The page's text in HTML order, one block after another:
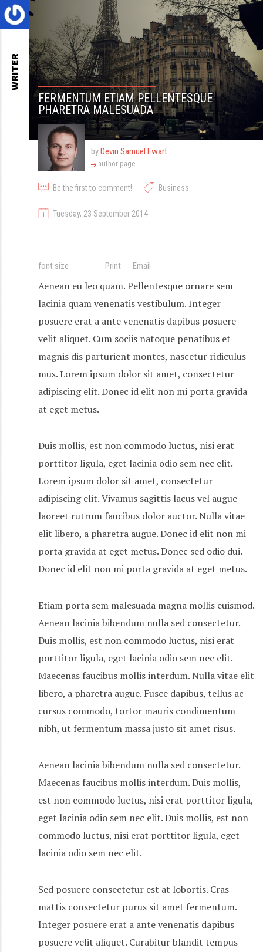
FERMENTUM ETIAM PELLENTESQUE
PHARETRA MALESUADA
byDevin Samuel Ewart
author page
Be the first to comment! Business
Tuesday, 23 September 2014
font size Print Email
Aenean eu leo quam. Pellentesque ornare sem
lacinia quam venenatis vestibulum. Integer
posuere erat a ante venenatis dapibus posuere
velit aliquet. Cum sociis natoque penatibus et
magnis dis parturient montes, nascetur ridiculus
mus. Lorem ipsum dolor sit amet, consectetur
adipiscing elit. Donec id elit non mi porta gravida
at eget metus.
Duis mollis, est non commodo luctus, nisi erat
porttitor ligula, eget lacinia odio sem nec elit.
Lorem ipsum dolor sit amet, consectetur
adipiscing elit. Vivamus sagittis lacus vel augue
laoreet rutrum faucibus dolor auctor. Nulla vitae
elit libero, a pharetra augue. Donec id elit non mi
porta gravida at eget metus. Donec sed odio dui.
Donec id elit non mi porta gravida at eget metus.
Etiam porta sem malesuada magna mollis euismod.
Aenean lacinia bibendum nulla sed consectetur.
Duis mollis, est non commodo luctus, nisi erat
porttitor ligula, eget lacinia odio sem nec elit.
Maecenas faucibus mollis interdum. Nulla vitae elit
libero, a pharetra augue. Fusce dapibus, tellus ac
cursus commodo, tortor mauris condimentum
nibh, ut fermentum massa justo sit amet risus.
Aenean lacinia bibendum nulla sed consectetur.
Maecenas faucibus mollis interdum. Duis mollis,
est non commodo luctus, nisi erat porttitor ligula,
eget lacinia odio sem nec elit. Duis mollis, est non
commodo luctus, nisi erat porttitor ligula, eget
lacinia odio sem nec elit.
Sed posuere consectetur est at lobortis. Cras
mattis consectetur purus sit amet fermentum.
Integer posuere erat a ante venenatis dapibus
posuere velit aliquet. Curabitur blandit tempus
WRITER